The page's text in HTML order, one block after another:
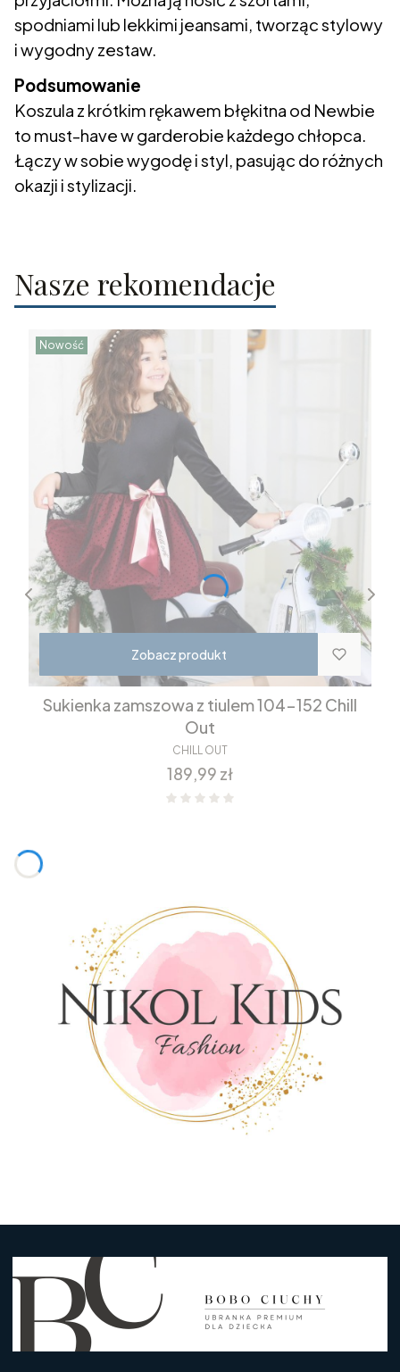
spodniami lub lekkimi jeansami, tworząc stylowy
i wygodny zestaw.
Podsumowanie
Koszula z krótkim rękawem błękitna od Newbie
to must-have w garderobie każdego chłopca.
Łączy w sobie wygodę i styl, pasując do różnych
okazji i stylizacji.
Nasze rekomendacje
Nowość
Zobacz produkt
Sukienka zamszowa z tiulem 104-152 Chill
Out
CHILL OUT
Cena
189,99 zł